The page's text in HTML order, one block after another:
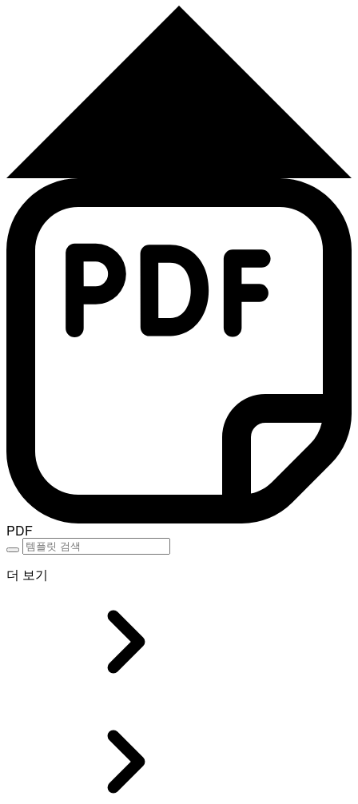
PDF
더 보기